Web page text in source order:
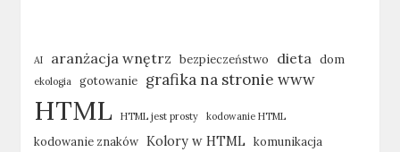
AI aranżacja wnętrz bezpieczeństwo dieta dom
ekologia gotowanie grafika na stronie www
HTML HTML jest prosty kodowanie HTML
kodowanie znaków Kolory w HTML komunikacja